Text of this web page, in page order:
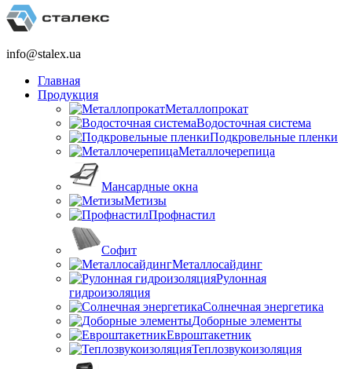
info@stalex.ua
Главная
Продукция
Металлопрокат
Водосточная система
Подкровельные пленки
Металлочерепица
Мансардные окна
Метизы
Профнастил
Софит
Металлосайдинг
Рулонная
гидроизоляция
Солнечная энергетика
Доборные элементы
Евроштакетник
Теплозвукоизоляция